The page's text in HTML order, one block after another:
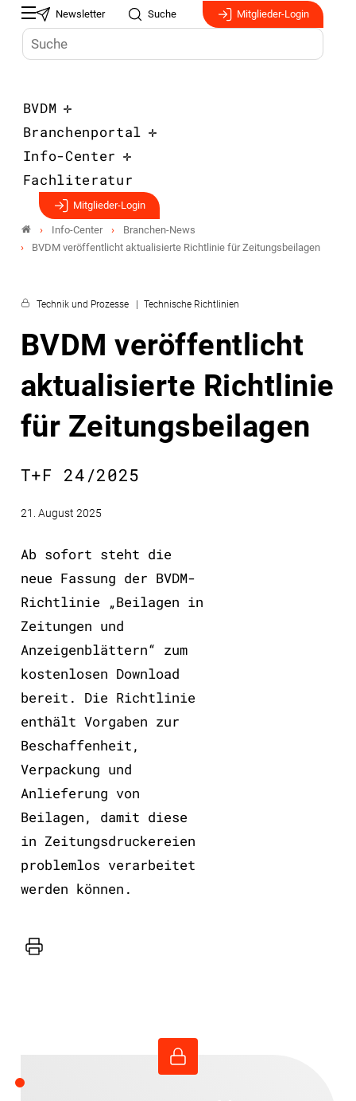
Newsletter Suche Mitglieder-Login
BVDM
Branchenportal
Info-Center
Fachliteratur
Mitglieder-Login
Info-Center
Branchen-News
BVDM veröffentlicht aktualisierte Richtlinie für Zeitungsbeilagen
Technik und Prozesse Technische Richtlinien
BVDM veröffentlicht
aktualisierte Richtlinie
für Zeitungsbeilagen
T+F 24/2025
21. August 2025
Ab sofort steht die
neue Fassung der BVDM-
Richtlinie „Beilagen in
Zeitungen und
Anzeigenblättern“ zum
kostenlosen Download
bereit. Die Richtlinie
enthält Vorgaben zur
Beschaffenheit,
Verpackung und
Anlieferung von
Beilagen, damit diese
in Zeitungsdruckereien
problemlos verarbeitet
werden können.
Drucker